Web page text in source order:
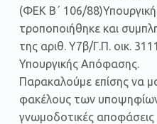
(ΦΕΚ Β΄ 106/
τροποποιήθηκε και
της αριθ. Υ7β/Γ.Π. οικ.
Υπουργικής Απόφασης.
Παρακαλούμε επίσης να
φακέλους των υποψηφίων
γνωμοδοτικές αποφάσεις